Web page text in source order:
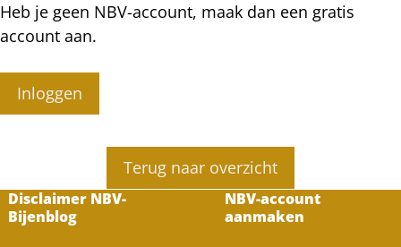
Heb je geen NBV-account, maak dan een gratis
account aan.
Inloggen
Terug naar overzicht
Disclaimer NBV-
Bijenblog
NBV-account
aanmaken